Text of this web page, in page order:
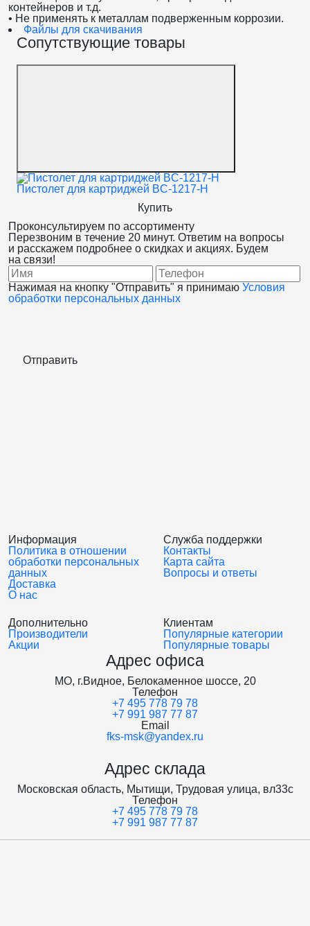
контейнеров и т.д.
• Не применять к металлам подверженным коррозии.
Файлы для скачивания
Сопутствующие товары
Пистолет для картриджей BC-1217-H
Купить
Проконсультируем по ассортименту
Перезвоним в течение 20 минут. Ответим на вопросы
и расскажем подробнее о скидках и акциях. Будем
на связи!
Нажимая на кнопку "Отправить" я принимаю Условия
обработки персональных данных
Отправить
Информация
Политика в отношении
обработки персональных
данных
Доставка
О нас
Служба поддержки
Контакты
Карта сайта
Вопросы и ответы
Дополнительно
Производители
Акции
Клиентам
Популярные категории
Популярные товары
Адрес офиса
МО, г.Видное, Белокаменное шоссе, 20
Телефон
+7 495 778 79 78
+7 991 987 77 87
Email
fks-msk@yandex.ru
Адрес склада
Московская область, Мытищи, Трудовая улица, вл33с
Телефон
+7 495 778 79 78
+7 991 987 77 87